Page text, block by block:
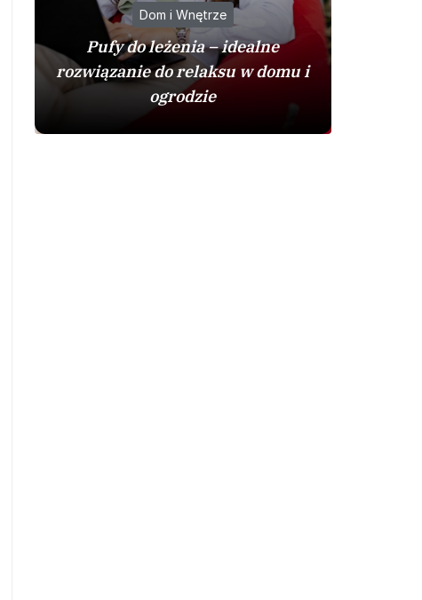
Dom i Wnętrze
Pufy do leżenia – idealne
rozwiązanie do relaksu w domu i
ogrodzie